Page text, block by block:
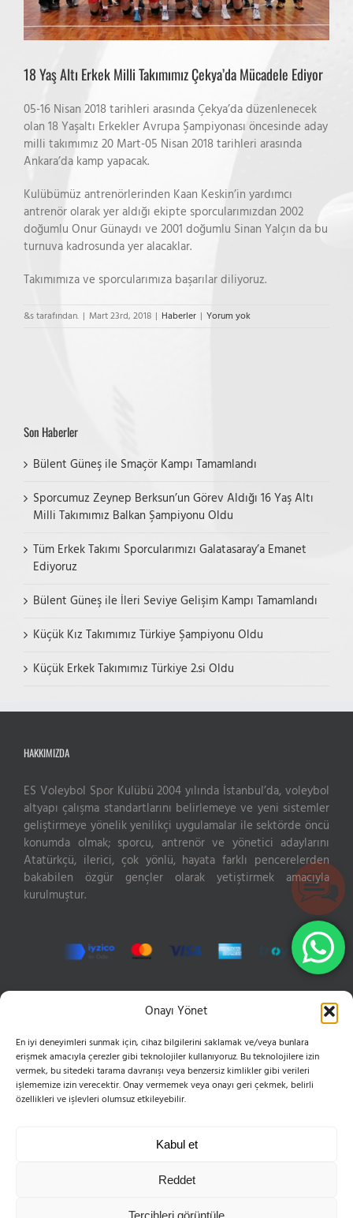
Onayı Yönet
En iyi deneyimleri sunmak için, cihaz bilgilerini saklamak ve/veya bunlara
erişmek amacıyla çerezler gibi teknolojiler kullanıyoruz. Bu teknolojilere izin
vermek, bu sitedeki tarama davranışı veya benzersiz kimlikler gibi verileri
işlememize izin verecektir. Onay vermemek veya onayı geri çekmek, belirli
özellikleri ve işlevleri olumsuz etkileyebilir.
Kabul et
Reddet
Tercihleri görüntüle
18 Yaş Altı Erkek Milli Takımımız Çekya’da Mücadele Ediyor
05-16 Nisan 2018 tarihleri arasında Çekya’da düzenlenecek
olan 18 Yaşaltı Erkekler Avrupa Şampiyonası öncesinde aday
milli takımımız 20 Mart-05 Nisan 2018 tarihleri arasında
Ankara’da kamp yapacak.
Kulübümüz antrenörlerinden Kaan Keskin’in yardımcı
antrenör olarak yer aldığı ekipte sporcularımızdan 2002
doğumlu Onur Günaydı ve 2001 doğumlu Sinan Yalçın da bu
turnuva kadrosunda yer alacaklar.
Takımımıza ve sporcularımıza başarılar diliyoruz.
&s tarafından. | Mart 23rd, 2018 | Haberler | Yorum yok
Son Haberler
Bülent Güneş ile Smaçör Kampı Tamamlandı
Sporcumuz Zeynep Berksun’un Görev Aldığı 16 Yaş Altı
Milli Takımımız Balkan Şampiyonu Oldu
Tüm Erkek Takımı Sporcularımızı Galatasaray’a Emanet
Ediyoruz
Bülent Güneş ile İleri Seviye Gelişim Kampı Tamamlandı
Küçük Kız Takımımız Türkiye Şampiyonu Oldu
Küçük Erkek Takımımız Türkiye 2.si Oldu
HAKKIMIZDA
ES Voleybol Spor Kulübü 2004 yılında İstanbul’da, voleybol
altyapı çalışma standartlarını belirlemeye ve yeni sistemler
geliştirmeye yönelik yenilikçi uygulamalar ile sektörde öncü
konumda olmak; sporcu, antrenör ve yönetici adaylarını
Atatürkçü, ilerici, çok yönlü, hayata farklı pencerelerden
bakabilen özgür gençler olarak yetiştirmek amacıyla
kurulmuştur.
Hızır Reis Sokak No: 16 34846 Cevizli Maltepe
Phone:0216 399 10 50
Mobile:0555 654 61 83
Email:bilgi@esvoleybol.com
Live Support